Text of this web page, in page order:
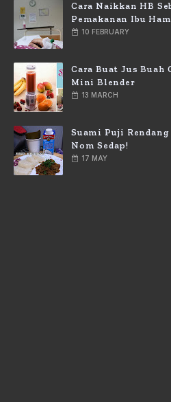
Cara Naikkan HB
Pemakanan Ibu
10 FEBRUARY
Cara Buat Jus Buah
Mini Blender
13 MARCH
Suami Puji
Nom Sedap!
17 MAY